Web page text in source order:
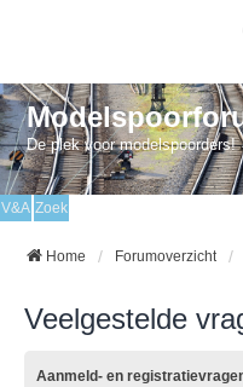
De plek voor modelspoorders!
V&A Zoek
Home Forumoverzicht
Veelgestelde
Aanmeld- en